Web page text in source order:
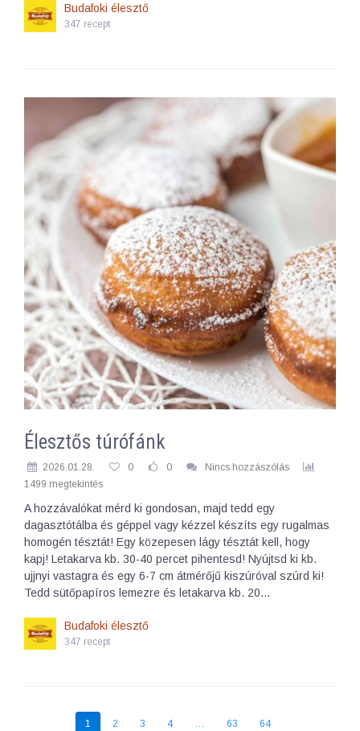
Budafoki élesztő
347 recept
Élesztős túrófánk
2026.01.28. 0 0
Nincs hozzászólás
1499 megtekintés
A hozzávalókat mérd ki gondosan, majd tedd egy
dagasztótálba és géppel vagy kézzel készíts egy rugalmas
homogén tésztát! Egy közepesen lágy tésztát kell, hogy
kapj! Letakarva kb. 30-40 percet pihentesd! Nyújtsd ki kb.
ujjnyi vastagra és egy 6-7 cm átmérőjű kiszúróval szúrd ki!
Tedd sütőpapíros lemezre és letakarva kb. 20…
Budafoki élesztő
347 recept
1 2 3 4 … 63 64